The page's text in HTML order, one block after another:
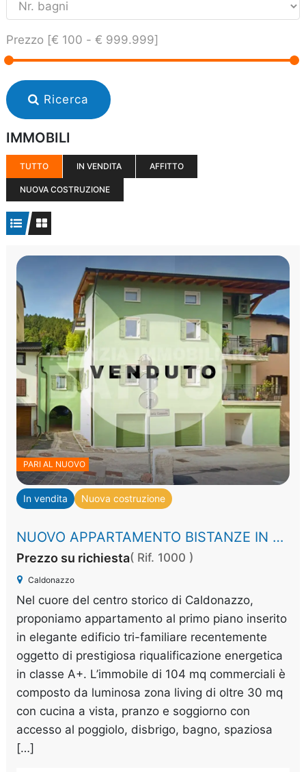
Prezzo [€ 100 -€ 999.999]
Ricerca
IMMOBILI
TUTTO IN VENDITA AFFITTO
NUOVA COSTRUZIONE
PARI AL NUOVO
In vendita Nuova costruzione
NUOVO APPARTAMENTO BISTANZE IN CLASSE A+
Prezzo su richiesta( Rif. 1000 )
Caldonazzo
Nel cuore del centro storico di Caldonazzo,
proponiamo appartamento al primo piano inserito
in elegante edificio tri-familiare recentemente
oggetto di prestigiosa riqualificazione energetica
in classe A+. L’immobile di 104 mq commerciali è
composto da luminosa zona living di oltre 30 mq
con cucina a vista, pranzo e soggiorno con
accesso al poggiolo, disbrigo, bagno, spaziosa
[…]